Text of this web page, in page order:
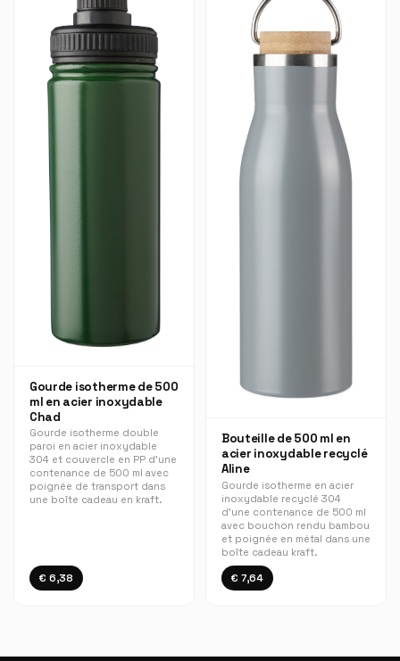
Gourde isotherme de 500
ml en acier inoxydable
Chad
Gourde isotherme double
paroi en acier inoxydable
304 et couvercle en PP d'une
contenance de 500 ml avec
poignée de transport dans
une boîte cadeau en kraft.
€ 6,38
Bouteille de 500 ml en
acier inoxydable recyclé
Aline
Gourde isotherme en acier
inoxydable recyclé 304
d’une contenance de 500 ml
avec bouchon rendu bambou
et poignée en métal dans une
boîte cadeau kraft.
€ 7,64